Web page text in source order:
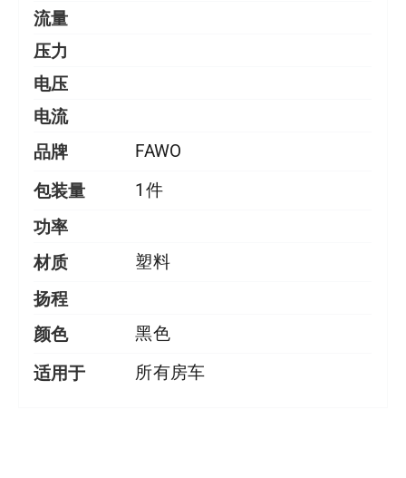
流量
压力
电压
电流
品牌
FAWO
包装量 1件
功率
材质
塑料
扬程
颜色
黑色
适用于 所有房车